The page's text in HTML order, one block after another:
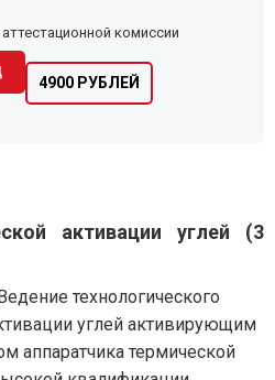
комиссии
4900 РУБЛЕЙ
активации углей (3
технологического
углей активирующим
аппаратчика термической